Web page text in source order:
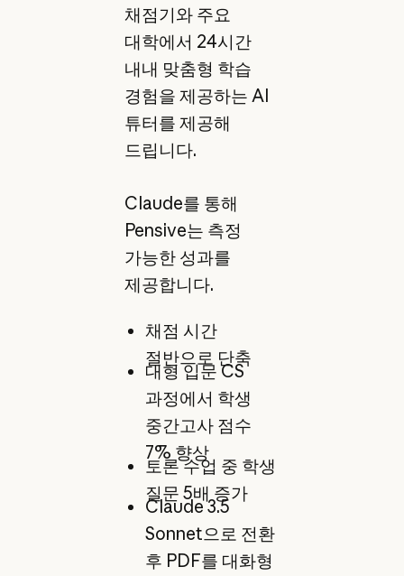
채점기와 주요
대학에서 24시간
내내 맞춤형 학습
경험을 제공하는 AI
튜터를 제공해
드립니다.
Claude를 통해
Pensive는 측정
가능한 성과를
제공합니다.
채점 시간
절반으로 단축
대형 입문 CS
과정에서 학생
중간고사 점수
7% 향상
토론 수업 중 학생
질문 5배 증가
Claude 3.5
Sonnet으로 전환
후 PDF를 대화형